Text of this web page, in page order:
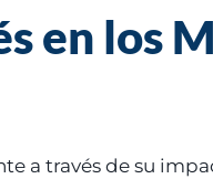
en los
a través de su